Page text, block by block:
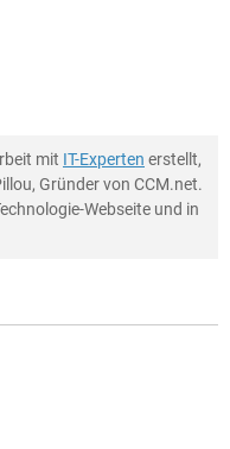
mit IT-Experten erstellt,
Gründer von CCM.net.
Webseite und in